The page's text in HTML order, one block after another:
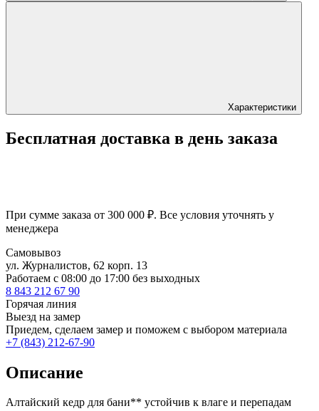
Характеристики
Бесплатная доставка в день заказа
При сумме заказа от 300 000 ₽. Все условия уточнять у
менеджера
Самовывоз
ул. Журналистов, 62 корп. 13
Работаем c 08:00 до 17:00 без выходных
8 843 212 67 90
Горячая линия
Выезд на замер
Приедем, сделаем замер и поможем с выбором материала
+7 (843) 212-67-90
Описание
Алтайский кедр для бани** устойчив к влаге и перепадам